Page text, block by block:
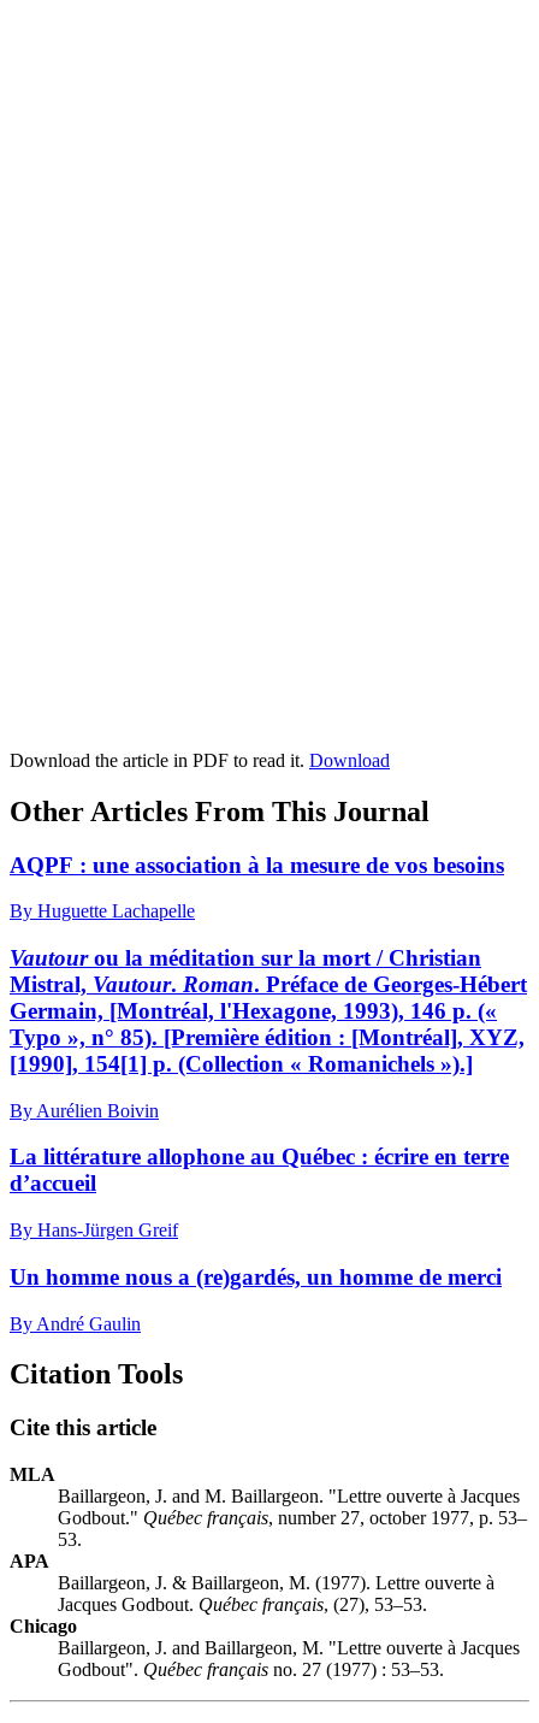
Download the article in PDF to read it. Download
Other Articles From This Journal
AQPF : une association à la mesure de vos besoins
By Huguette Lachapelle
Vautourou la méditation sur la mort / Christian
Mistral, Vautour. Roman. Préface de Georges-Hébert
Germain, [Montréal, l'Hexagone, 1993), 146 p. («
Typo », n° 85). [Première édition : [Montréal], XYZ,
[1990], 154[1] p. (Collection « Romanichels »).]
By Aurélien Boivin
La littérature allophone au Québec : écrire en terre
d’accueil
By Hans-Jürgen Greif
Un homme nous a (re)gardés, un homme de merci
By André Gaulin
Citation Tools
Cite this article
MLA
Baillargeon, J. and M. Baillargeon. "Lettre ouverte à Jacques
Godbout." Québec français, number 27, october 1977, p. 53–
53.
APA
Baillargeon, J. & Baillargeon, M. (1977). Lettre ouverte à
Jacques Godbout. Québec français, (27), 53–53.
Chicago
Baillargeon, J. and Baillargeon, M. "Lettre ouverte à Jacques
Godbout". Québec français no. 27 (1977) : 53–53.